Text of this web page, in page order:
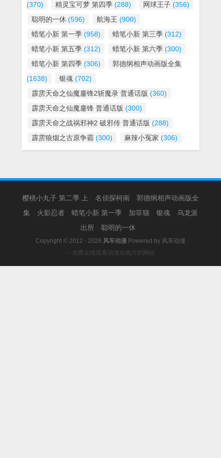
(370)
精灵宝可梦 第四季 (288) 网球王子 (356)
聪明的一休 (596) 航海王 (900)
蜡笔小新 第一季 (958) 蜡笔小新 第三季 (312)
蜡笔小新 第五季 (312) 蜡笔小新 第六季 (300)
蜡笔小新 第四季 (306)
郭德纲相声动画版全集
(1638)
银魂 (702)
霹雳天命之仙魔鏖锋2斩魔录 普通话版 (360)
霹雳天命之仙魔鏖锋 普通话版 (300)
霹雳天命之战祸邪神2 破邪传 普通话版 (288)
霹雳狼烟之古原争霸 (300) 麻辣小冤家 (306)
樱桃小丸子 第二季 上 名侦探柯南
郭德纲相声动画版全
集
火影忍者 蜡笔小新 第一季 加菲猫 银魂
乌龙派
出所
聪明的一休
Copyright © 2012 - 2026 风车动漫 Powered by 风车动漫
－免费在线观看动漫动画片的网站